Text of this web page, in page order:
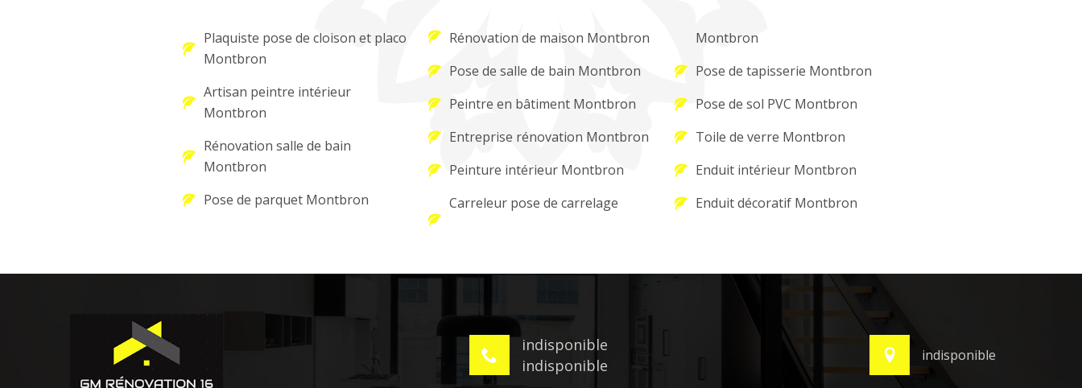
Plaquiste pose de cloison et placo
Montbron
Artisan peintre intérieur
Montbron
Rénovation salle de bain
Montbron
Pose de parquet Montbron
Rénovation de maison Montbron
Pose de salle de bain Montbron
Peintre en bâtiment Montbron
Entreprise rénovation Montbron
Peinture intérieur Montbron
Carreleur pose de carrelage
Montbron
Pose de tapisserie Montbron
Pose de sol PVC Montbron
Toile de verre Montbron
Enduit intérieur Montbron
Enduit décoratif Montbron
indisponible
indisponible
indisponible